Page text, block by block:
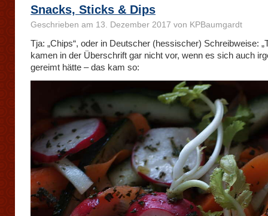
Snacks, Sticks & Dips
Geschrieben am 13. Dezember 2017 von KPBaumgardt
Tja: „Chips“, oder in Deutscher (hessischer) Schreibweise:
kamen in der Überschrift gar nicht vor, wenn es sich auch
gereimt hätte – das kam so: